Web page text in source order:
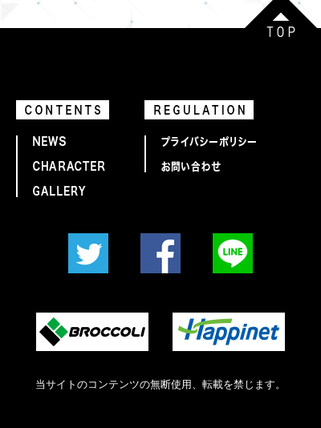
当サイトのコンテンツの無断使用、転載を禁じます。